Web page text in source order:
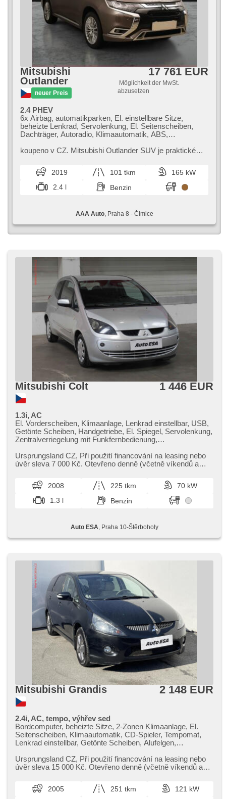
Mitsubishi
Outlander
neuer Preis
17 761 EUR
Möglichkeit der MwSt.
abzusetzen
2.4 PHEV
6x Airbag, automatikparken, El. einstellbare Sitze,
beheizte Lenkrad, Servolenkung, El. Seitenscheiben,
Dachträger, Autoradio, Klimaautomatik, ABS,
Bordcomputer, El. Klappspiegel, Elektronisches
Sitze, Ledersitze, Scheibenwischersensor,
Anhängerkupplung, Reifendrucksensor, USB,
Automatikgetriebe, Antrieb 4x4
koupeno v CZ. Mitsubishi Outlander SUV je praktické
výbavu. Jeho komfortní ...
2019 101 tkm
165 kW
2.4 l
Benzin
AAA Auto, Praha 8 - Čimice
Mitsubishi Colt 1 446 EUR
1.3i, AC
El. Vorderscheiben, Klimaanlage, Lenkrad einstellbar, USB,
Getönte Scheiben, Handgetriebe, El. Spiegel, Servolenkung,
Zentralverriegelung mit Funkfernbedienung,
Ursprungsland CZ,​ Při použití financování na leasing nebo
úvěr sleva 7 000 Kč. Otevřeno denně (včetně víkendů a
2008 225 tkm
70 kW
1.3 l
Benzin
Auto ESA , Praha 10-Štěrboholy
Mitsubishi Grandis 2 148 EUR
2.4i, AC, tempo, výhřev sed
Bordcomputer, beheizte Sitze, 2-Zonen Klimaanlage, El.
Seitenscheiben, Klimaautomatik, CD-Spieler, Tempomat,
Lenkrad einstellbar, Getönte Scheiben, Alufelgen,
Zentralverriegelung mit Funkfernbedienung, Elektronisches
Stabilitätsprogramm (ESP), Nebelscheinwerfer, El.
Alarmanlage, isofix, Beifahrerairbagdeaktivierung, 6x Airbag
Ursprungsland CZ,​ Při použití financování na leasing nebo
úvěr sleva 15 000 Kč. Otevřeno denně (včetně víkendů a
2005 251 tkm
121 kW